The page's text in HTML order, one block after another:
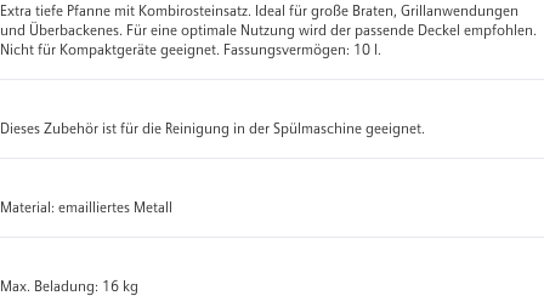
Extra tiefe Pfanne mit Kombirosteinsatz. Ideal für große Braten, Grillanwendungen
und Überbackenes. Für eine optimale Nutzung wird der passende Deckel empfohlen.
Nicht für Kompaktgeräte geeignet. Fassungsvermögen: 10 l.
Dieses Zubehör ist für die Reinigung in der Spülmaschine geeignet.
Material: emailliertes Metall
Max. Beladung: 16 kg